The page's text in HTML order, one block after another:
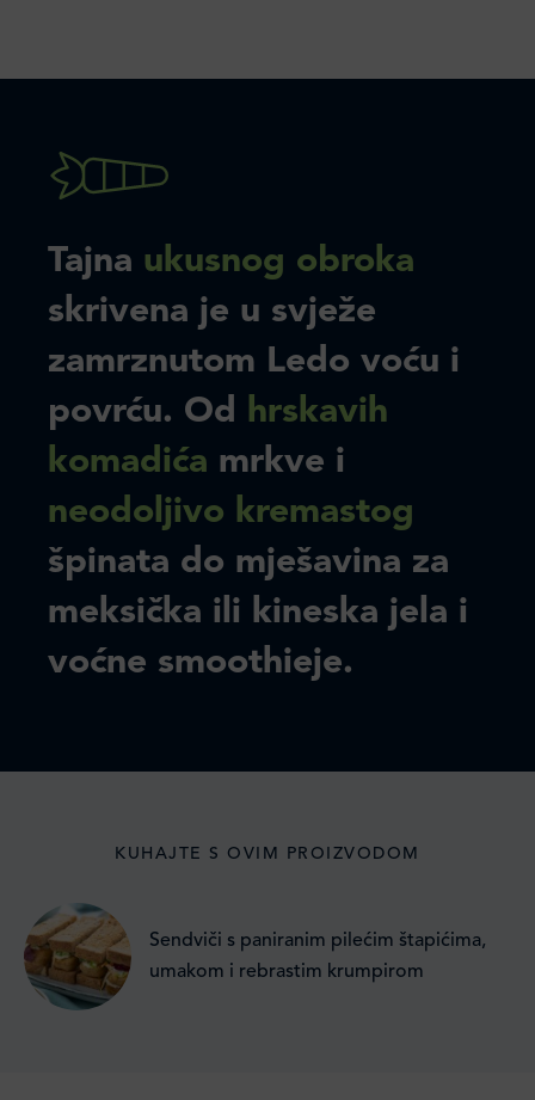
Tajna ukusnog obroka
skrivena je u svježe
zamrznutom Ledo voću i
povrću. Od hrskavih
komadića mrkve i
neodoljivo kremastog
špinata do mješavina za
meksička ili kineska jela i
voćne smoothieje.
KUHAJTE S OVIM PROIZVODOM
Sendviči s paniranim pilećim štapićima,
umakom i rebrastim krumpirom